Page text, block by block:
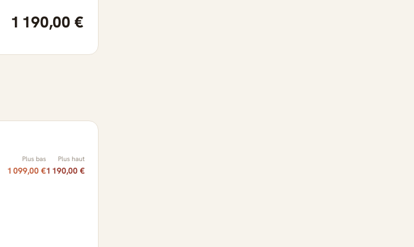
1 190,00 €
Plus bas
1 099,00 €
Plus haut
1 190,00 €